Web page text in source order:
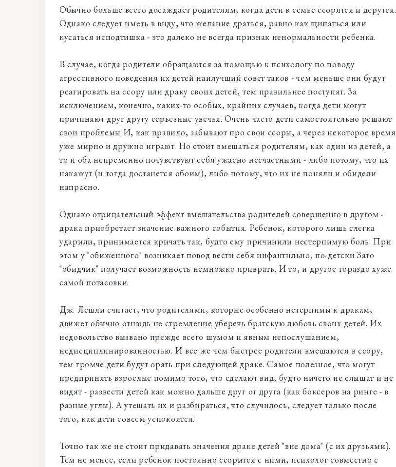
Обычно больше всего досаждает родителям, когда дети в семье ссорятся и дерутся.
Однако следует иметь в виду, что желание драться, равно как щипаться или
кусаться исподтишка - это далеко не всегда признак ненормальности ребенка.
В случае, когда родители обращаются за помощью к психологу по поводу
агрессивного поведения их детей наилучший совет таков - чем меньше они будут
реагировать на ссору или драку своих детей, тем правильнее поступят. За
исключением, конечно, каких-то особых, крайних случаев, когда дети могут
причиняют друг другу серьезные увечья. Очень часто дети самостоятельно решают
свои проблемы И, как правило, забывают про свои ссоры, а через некоторое время
уже мирно и дружно играют. Но стоит вмешаться родителям, как один из детей, а
то и оба непременно почувствуют себя ужасно несчастными - либо потому, что их
накажут (и тогда достанется обоим), либо потому, что их не поняли и обидели
напрасно.
Однако отрицательный эффект вмешательства родителей совершенно в другом -
драка приобретает значение важного события. Ребенок, которого лишь слегка
ударили, принимается кричать так, будто ему причинили нестерпимую боль. При
этом у "обиженного" возникает повод вести себя инфантильно, по-детски Зато
"обидчик" получает возможность немножко приврать. И то, и другое гораздо хуже
самой потасовки.
Дж. Лешли считает, что родителями, которые особенно нетерпимы к дракам,
движет обычно отнюдь не стремление уберечь братскую любовь своих детей. Их
недовольство вызвано прежде всего шумом и явным непослушанием,
недисциплинированностью. И все же чем быстрее родители вмешаются в ссору,
тем громче дети будут орать при следующей драке. Самое полезное, что могут
предпринять взрослые помимо того, что сделают вид, будто ничего не слышат и не
видят - развести детей как можно дальше друг от друга (как боксеров на ринге - в
разные углы). А утешать их и разбираться, что случилось, следует только после
того, как дети совсем успокоятся.
Точно так же не стоит придавать значения драке детей "вне дома" (с их друзьями).
Тем не менее, если ребенок постоянно ссорится с ними, психолог совместно с